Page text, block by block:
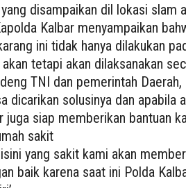
yang disampaikan dil lokasi slam
Kalbar menyampaikan
ini tidak hanya dilakukan
tetapi akan dilaksanakan
TNI dan pemerintah
dicarikan solusinya dan apabila
juga siap memberikan bantuan
sakit
yang sakit kami akan
baik karena saat ini Polda